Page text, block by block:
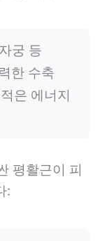
궁 등
한 수축
은 에너지
평활근이 피
: